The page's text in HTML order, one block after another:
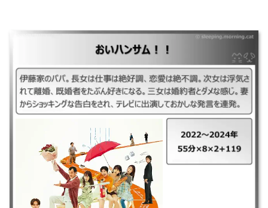
｜おいハンサム!! ｜2022～2024年 ｜55分×8×2+119 ｜伊藤家のパパ。長
女は仕事は絶好調、恋愛は絶不調。次女は浮気されて離婚、既婚者をたぶ
ん好きになる。三女は婚約者とダメな感じ。妻からショッキングな告白を
され、テレビに出演しておかしな発言を連発。